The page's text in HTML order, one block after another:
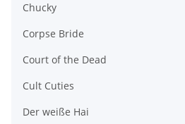
Chucky
Corpse Bride
Court of the Dead
Cult Cuties
Der weiße Hai